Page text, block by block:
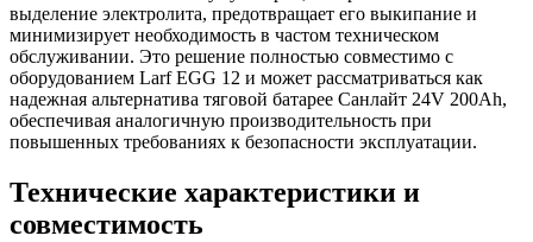
выделение электролита, предотвращает его выкипание и
минимизирует необходимость в частом техническом
обслуживании. Это решение полностью совместимо с
оборудованием Larf EGG 12 и может рассматриваться как
надежная альтернатива тяговой батарее Санлайт 24V 200Ah,
обеспечивая аналогичную производительность при
повышенных требованиях к безопасности эксплуатации.
Технические характеристики и
совместимость